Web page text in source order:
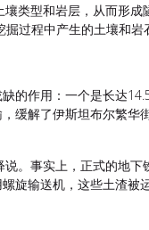
类型和岩层，从而形
过程中产生的土壤和岩
的作用：一个是长达
缓解了伊斯坦布尔繁华
。事实上，正式的地
旋输送机，这些土渣